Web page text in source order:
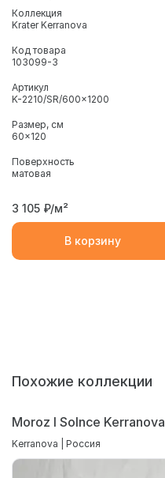
Коллекция
Krater Kerranova
Код товара
103099-3
Артикул
K-2210/SR/600x1200
Размер, см
60x120
Поверхность
матовая
3 105 ₽/м²
В корзину
Похожие коллекции
Moroz I Solnce Kerranova
Kerranova | Россия